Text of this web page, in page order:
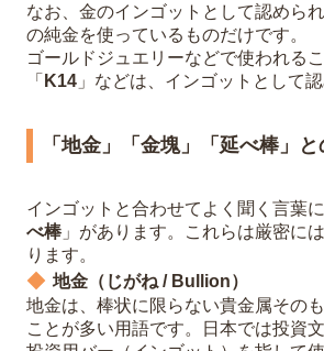
なお、金のインゴットとして認めら
の純金を使っているものだけです。
ゴールドジュエリーなどで使われる
「 K14 」などは、インゴットとして
「地金」「金塊」「延べ棒」
インゴットと合わせてよく聞く言葉に
べ棒 」があります。これらは厳密に
ります。
地金（じがね / Bullion）
地金は、棒状に限らない貴金属その
ことが多い用語です。日本では投資